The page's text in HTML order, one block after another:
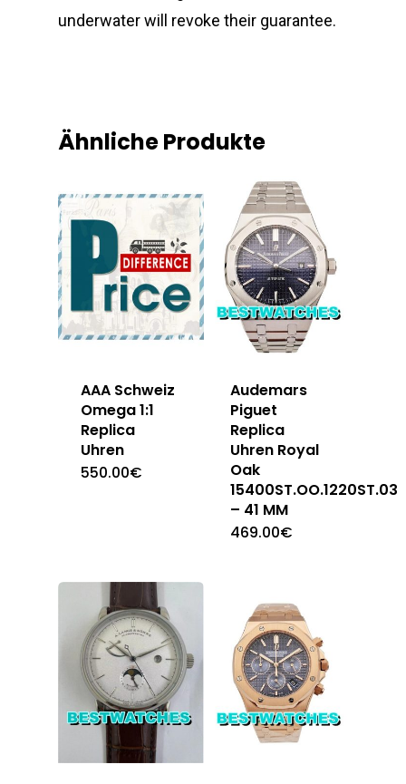
underwater will revoke their guarantee.
Ähnliche Produkte
AAA Schweiz
Omega 1:1
Replica
Uhren
550.00€
Audemars
Piguet
Replica
Uhren Royal
Oak
15400ST.OO.1220ST.03
– 41 MM
469.00€